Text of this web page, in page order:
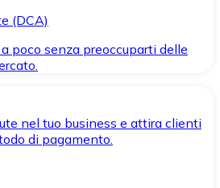
(DCA)
poco senza preoccuparti delle
nel tuo business e attira clienti
di pagamento.